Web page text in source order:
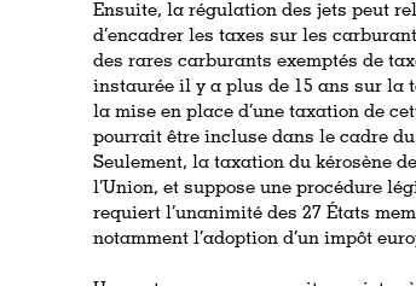
Ensuite, la régulation des jets peut
d’encadrer les taxes sur les
des rares carburants exemptés de
instaurée il y a plus de 15 ans sur la
la mise en place d’une taxation de
pourrait être incluse dans le cadre du
Seulement, la taxation du kérosène
l’Union, et suppose une procédure
requiert l’unanimité des 27 États
notamment l’adoption d’un impôt